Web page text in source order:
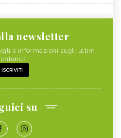
newsletter
e informazioni sugli ultimi
ISCRIVITI
su